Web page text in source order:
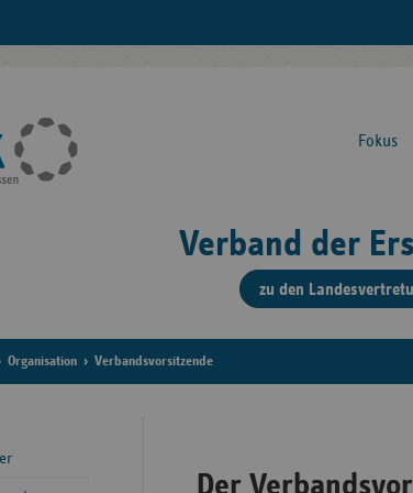
Fokus
Verband der
zu den
Organisation Verbandsvorsitzende
Der